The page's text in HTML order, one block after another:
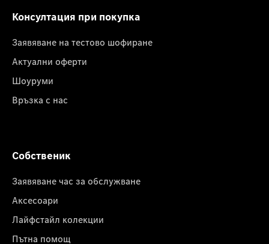
Консултация при покупка
Заявяване на тестово шофиране
Актуални оферти
Шоуруми
Връзка с нас
Собственик
Заявяване час за обслужване
Аксесоари
Лайфстайл колекции
Пътна помощ